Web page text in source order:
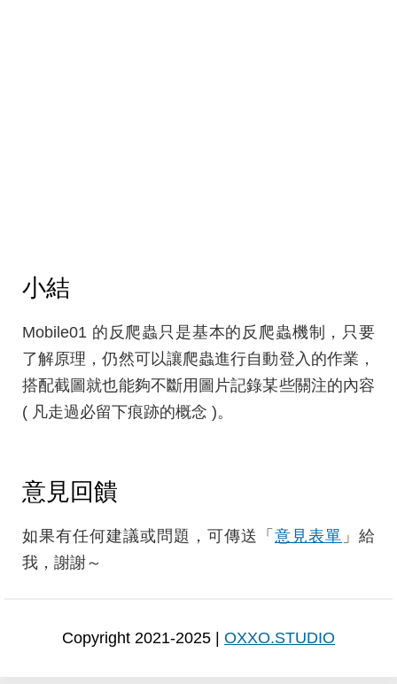
小結
Mobile01 的反爬蟲只是基本的反爬蟲機制，只要
了解原理，仍然可以讓爬蟲進行自動登入的作業，
搭配截圖就也能夠不斷用圖片記錄某些關注的內容
( 凡走過必留下痕跡的概念 )。
意見回饋
如果有任何建議或問題，可傳送「 意見表單 」給
我，謝謝～
Copyright 2021-2025 | OXXO.STUDIO